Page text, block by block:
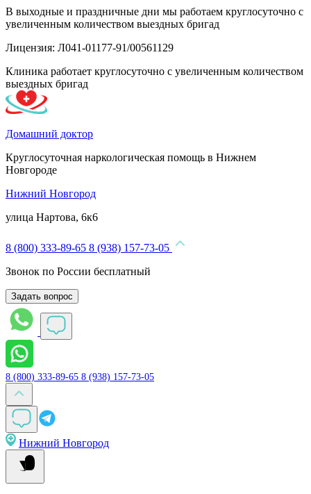
В выходные и праздничные дни мы работаем круглосуточно с
увеличенным количеством выездных бригад
Лицензия: Л041-01177-91/00561129
Клиника работает круглосуточно с увеличенным количеством
выездных бригад
Домашний доктор
Круглосуточная наркологическая помощь в Нижнем
Новгороде
Нижний Новгород
улица Нартова, 6к6
8 (800) 333-89-65 8 (938) 157-73-05
Звонок по России бесплатный
Задать вопрос
8 (800) 333-89-65 8 (938) 157-73-05
Нижний Новгород